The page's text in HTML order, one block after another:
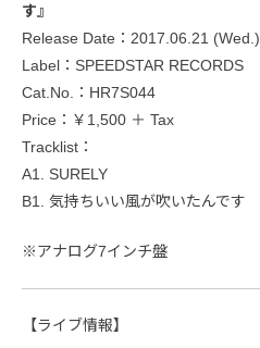
す』
Release Date：2017.06.21 (Wed.)
Label：SPEEDSTAR RECORDS
Cat.No.：HR7S044
Price：￥1,500 ＋ Tax
Tracklist：
A1. SURELY
B1. 気持ちいい風が吹いたんです
※アナログ7インチ盤
【ライブ情報】